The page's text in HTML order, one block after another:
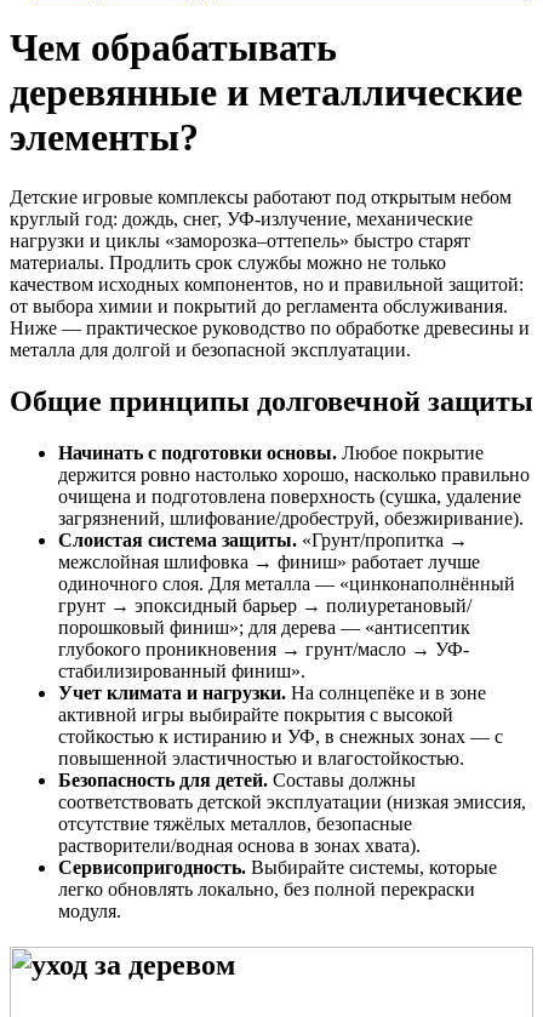
Чем обрабатывать
деревянные и металлические
элементы?
Детские игровые комплексы работают под открытым небом
круглый год: дождь, снег, УФ-излучение, механические
нагрузки и циклы «заморозка–оттепель» быстро старят
материалы. Продлить срок службы можно не только
качеством исходных компонентов, но и правильной защитой:
от выбора химии и покрытий до регламента обслуживания.
Ниже — практическое руководство по обработке древесины и
металла для долгой и безопасной эксплуатации.
Общие принципы долговечной защиты
Начинать с подготовки основы. Любое покрытие
держится ровно настолько хорошо, насколько правильно
очищена и подготовлена поверхность (сушка, удаление
загрязнений, шлифование/дробеструй, обезжиривание).
Слоистая система защиты. «Грунт/пропитка →
межслойная шлифовка → финиш» работает лучше
одиночного слоя. Для металла — «цинконаполнённый
грунт → эпоксидный барьер → полиуретановый/
порошковый финиш»; для дерева — «антисептик
глубокого проникновения → грунт/масло → УФ-
стабилизированный финиш».
Учет климата и нагрузки. На солнцепёке и в зоне
активной игры выбирайте покрытия с высокой
стойкостью к истиранию и УФ, в снежных зонах — с
повышенной эластичностью и влагостойкостью.
Безопасность для детей. Составы должны
соответствовать детской эксплуатации (низкая эмиссия,
отсутствие тяжёлых металлов, безопасные
растворители/водная основа в зонах хвата).
Сервисопригодность. Выбирайте системы, которые
легко обновлять локально, без полной перекраски
модуля.